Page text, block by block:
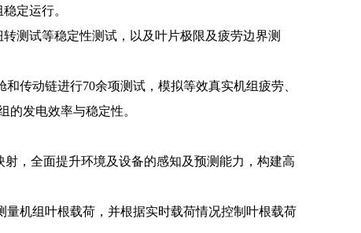
定运行。
测试等稳定性测试，以及叶片极限及疲劳边界测
传动链进行70余项测试，模拟等效真实机组疲劳、
发电效率与稳定性。
，全面提升环境及设备的感知及预测能力，构建高
机组叶根载荷，并根据实时载荷情况控制叶根载荷